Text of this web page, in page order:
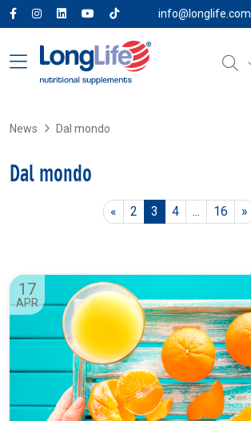
info@longlife.com
News Dal mondo
Dal mondo
« Previous
2 3 4 ... 16 »
17
APR